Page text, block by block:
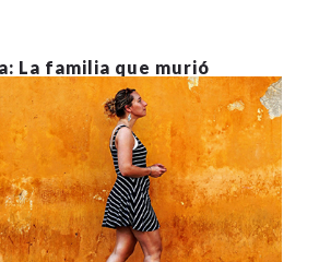
La familia que murió